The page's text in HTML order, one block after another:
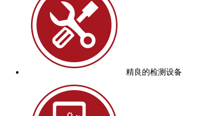
精良的检测设备